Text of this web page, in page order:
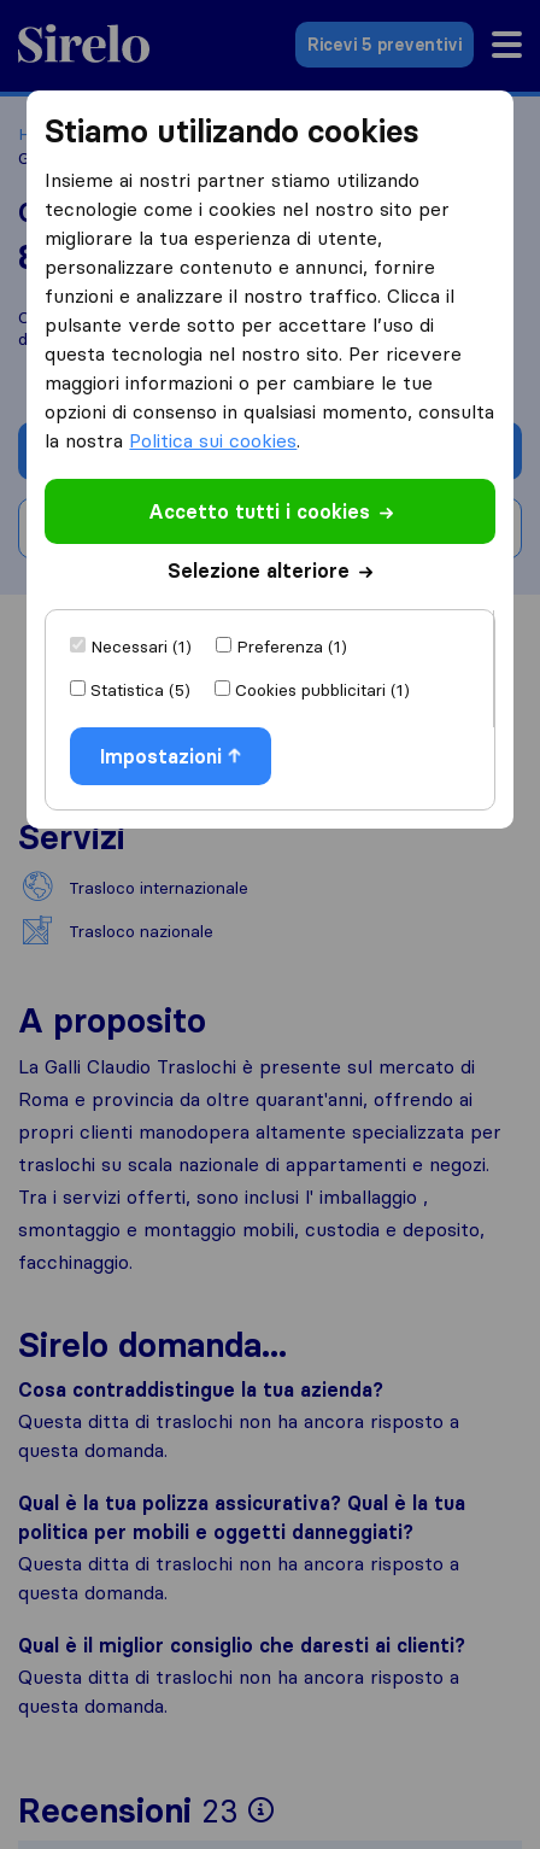
Sirelo.it
Ricevi 5 preventivi
Home Le 10 migliori aziende di traslochi in Italia
Galli Claudio Traslochi
Galli Claudio Traslochi
8,0 basato su 23
recensioni di Sirelo e Google
i
Confronta Galli Claudio Traslochi con altreaziende di traslochi
di
Tivoli
Chiedi preventivo
Informazioni Recensioni
Servizi
Trasloco internazionale
Trasloco nazionale
A proposito
La Galli Claudio Traslochi è presente sul mercato di
Roma e provincia da oltre quarant'anni, offrendo ai
propri clienti manodopera altamente specializzata per
traslochi su scala nazionale di appartamenti e negozi.
Tra i servizi offerti, sono inclusi l' imballaggio ,
smontaggio e montaggio mobili, custodia e deposito,
facchinaggio.
Sirelo domanda...
Cosa contraddistingue la tua azienda?
Questa ditta di traslochi non ha ancora risposto a
questa domanda.
Qual è la tua polizza assicurativa? Qual è la tua
politica per mobili e oggetti danneggiati?
Questa ditta di traslochi non ha ancora risposto a
questa domanda.
Qual è il miglior consiglio che daresti ai clienti?
Questa ditta di traslochi non ha ancora risposto a
questa domanda.
Recensioni 23
Per avere un
Stiamo utilizando cookies
Insieme ai nostri partner stiamo utilizando
tecnologie come i cookies nel nostro sito per
migliorare la tua esperienza di utente,
personalizzare contenuto e annunci, fornire
funzioni e analizzare il nostro traffico. Clicca il
pulsante verde sotto per accettare l’uso di
questa tecnologia nel nostro sito. Per ricevere
maggiori informazioni o per cambiare le tue
opzioni di consenso in qualsiasi momento, consulta
la nostra Politica sui cookies.
Accetto tutti i cookies
Selezione alteriore
Necessari (1)
Preferenza (1)
Statistica (5)
Cookies pubblicitari (1)
Impostazioni